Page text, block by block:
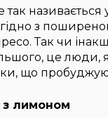
з
Так чи
це люди,
що
з лимоном